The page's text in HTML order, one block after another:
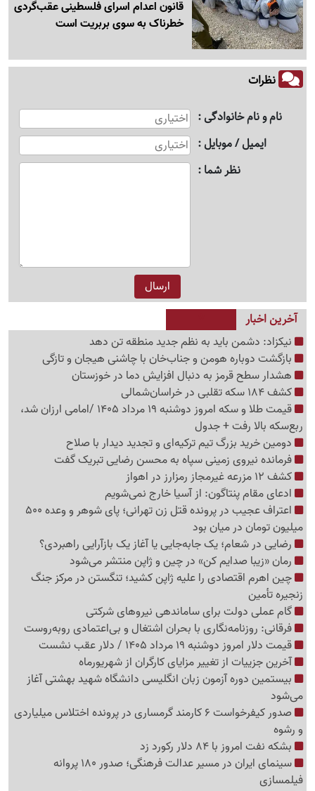
قانون اعدام اسرای فلسطینی عقب‌گردی
خطرناک به سوی بربریت است
نظرات
نام و نام خانوادگی
ایمیل / موبایل
نظر شما
آخرین اخبار
نیکزاد: دشمن باید به نظم جدید منطقه تن دهد
بازگشت دوباره هومن و جناب‌خان با چاشنی هیجان و تازگی
هشدار سطح قرمز به دنبال افزایش دما در خوزستان
کشف 184 سکه تقلبی در خراسان‌شمالی
قیمت طلا و سکه امروز دوشنبه 19 مرداد 1405 /امامی ارزان شد،
ربع‌سکه بالا رفت + جدول
دومین خرید بزرگ تیم ترکیه‌ای و تجدید دیدار با صلاح
فرمانده نیروی زمینی سپاه به محسن رضایی تبریک گفت
کشف 12 مزرعه غیرمجاز رمزارز در اهواز
ادعای مقام پنتاگون: از آسیا خارج نمی‌شویم
اعتراف عجیب در پرونده قتل زن تهرانی؛ پای شوهر و وعده 500
میلیون تومان در میان بود
رضایی در شعام؛ یک جابه‌جایی یا آغاز یک بازآرایی راهبردی؟
رمان «زیبا صدایم کن» در چین و ژاپن منتشر می‌شود
چین اهرم اقتصادی را علیه ژاپن کشید؛ تنگستن در مرکز جنگ
زنجیره تأمین
گام عملی دولت برای ساماندهی نیروهای شرکتی
فرقانی: روزنامه‌نگاری با بحران اشتغال و بی‌اعتمادی روبه‌روست
قیمت دلار امروز دوشنبه 19 مرداد 1405 / دلار عقب نشست
آخرین جزییات از تغییر مزایای کارگران از شهریورماه
بیستمین دوره آزمون زبان انگلیسی دانشگاه شهید بهشتی آغاز
می‌شود
صدور کیفرخواست 6 کارمند گرمساری در پرونده اختلاس میلیاردی
و رشوه
بشکه نفت امروز با 84 دلار رکورد زد
سینمای ایران در مسیر عدالت فرهنگی؛ صدور 180 پروانه
فیلمسازی